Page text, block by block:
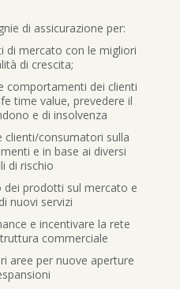
di assicurazione per:
di mercato con le migliori
di crescita;
comportamenti dei clienti
time value, prevedere il
e di insolvenza
clienti/consumatori sulla
e in base ai diversi
di rischio
dei prodotti sul mercato e
nuovi servizi
e incentivare la rete
commerciale
aree per nuove aperture